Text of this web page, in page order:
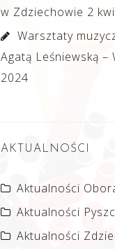
w Zdziechowie 2
Warsztaty
Agatą Leśniewską –
2024
AKTUALNOŚCI
Aktualności
Aktualności
Aktualności